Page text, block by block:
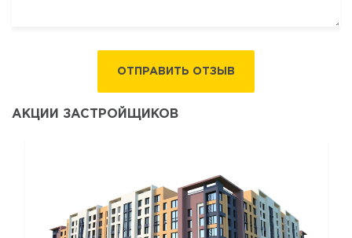
ОТПРАВИТЬ ОТЗЫВ
АКЦИИ ЗАСТРОЙЩИКОВ